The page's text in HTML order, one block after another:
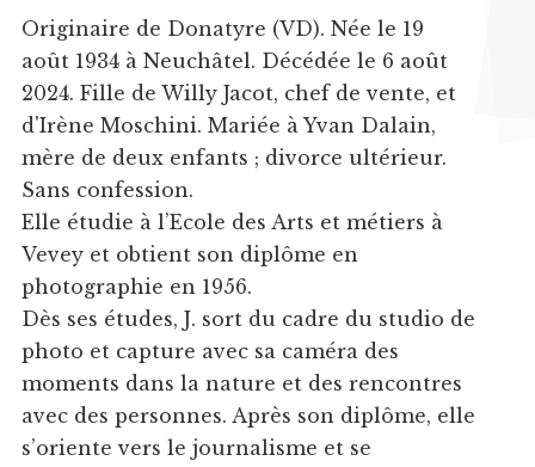
Originaire de Donatyre (VD). Née le 19
août 1934 à Neuchâtel. Décédée le 6 août
2024. Fille de Willy Jacot, chef de vente, et
d'Irène Moschini. Mariée à Yvan Dalain,
mère de deux enfants ; divorce ultérieur.
Sans confession.
Elle étudie à l’Ecole des Arts et métiers à
Vevey et obtient son diplôme en
photographie en 1956.
Dès ses études, J. sort du cadre du studio de
photo et capture avec sa caméra des
moments dans la nature et des rencontres
avec des personnes. Après son diplôme, elle
s’oriente vers le journalisme et se